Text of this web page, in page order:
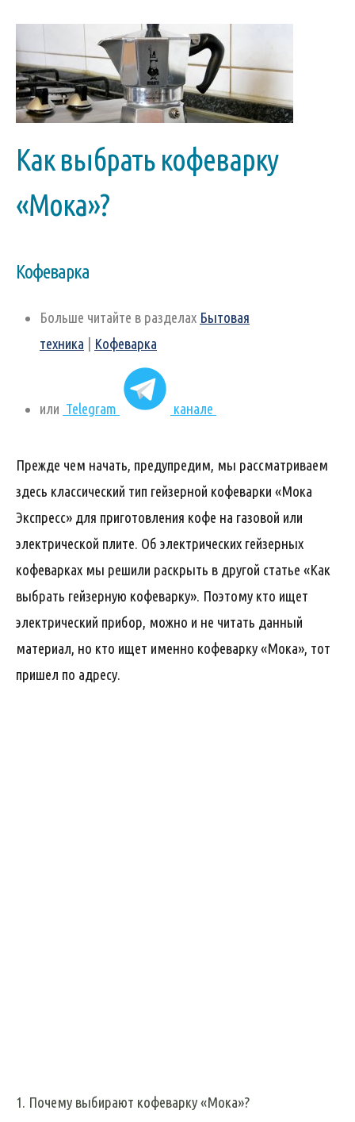
Как выбрать кофеварку
«Мока»?
Кофеварка
Больше читайте в разделах Бытовая
техника
Кофеварка
или Telegram канале
Прежде чем начать, предупредим, мы рассматриваем
здесь классический тип гейзерной кофеварки «Мока
Экспресс» для приготовления кофе на газовой или
электрической плите. Об электрических гейзерных
кофеварках мы решили раскрыть в другой статье «Как
выбрать гейзерную кофеварку». Поэтому кто ищет
электрический прибор, можно и не читать данный
материал, но кто ищет именно кофеварку «Мока», тот
пришел по адресу.
1. Почему выбирают кофеварку «Мока»?